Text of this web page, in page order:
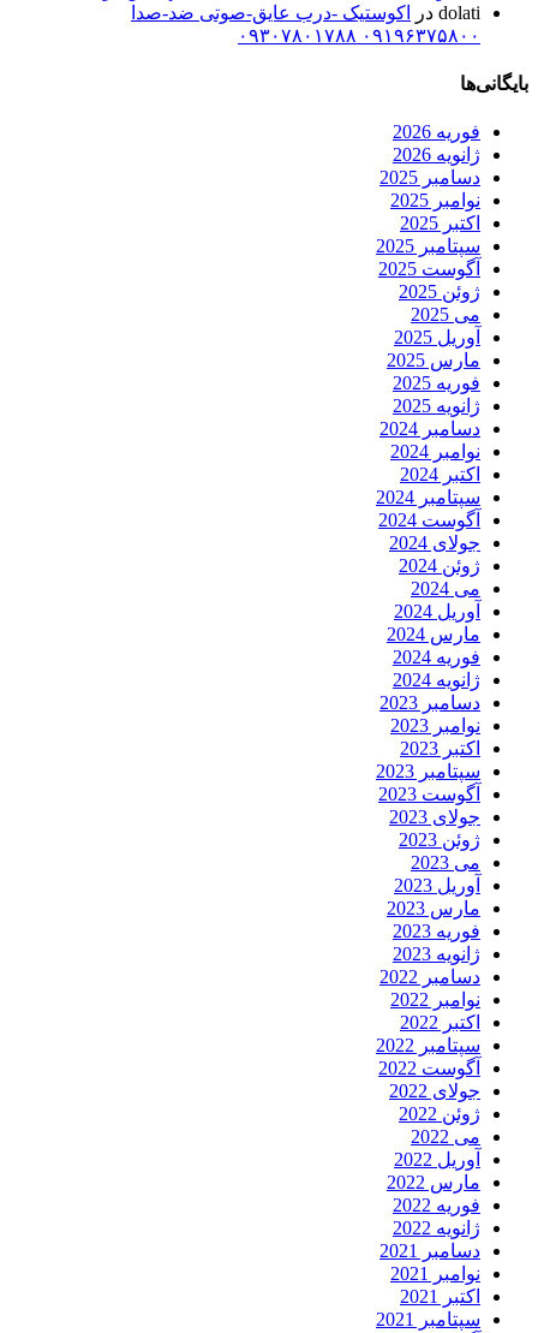
dolati در
اکوستیک -درب عایق-صوتی ضد-صدا
۰۹۱۹۶۳۷۵۸۰۰ ۰۹۳۰۷۸۰۱۷۸۸
بایگانی‌ها
فوریه 2026
ژانویه 2026
دسامبر 2025
نوامبر 2025
اکتبر 2025
سپتامبر 2025
آگوست 2025
ژوئن 2025
می 2025
آوریل 2025
مارس 2025
فوریه 2025
ژانویه 2025
دسامبر 2024
نوامبر 2024
اکتبر 2024
سپتامبر 2024
آگوست 2024
جولای 2024
ژوئن 2024
می 2024
آوریل 2024
مارس 2024
فوریه 2024
ژانویه 2024
دسامبر 2023
نوامبر 2023
اکتبر 2023
سپتامبر 2023
آگوست 2023
جولای 2023
ژوئن 2023
می 2023
آوریل 2023
مارس 2023
فوریه 2023
ژانویه 2023
دسامبر 2022
نوامبر 2022
اکتبر 2022
سپتامبر 2022
آگوست 2022
جولای 2022
ژوئن 2022
می 2022
آوریل 2022
مارس 2022
فوریه 2022
ژانویه 2022
دسامبر 2021
نوامبر 2021
اکتبر 2021
سپتامبر 2021